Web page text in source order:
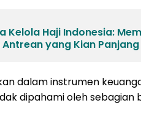
Kelola Haji Indonesia:
yang Kian Panjang
dalam instrumen
dipahami oleh sebagian